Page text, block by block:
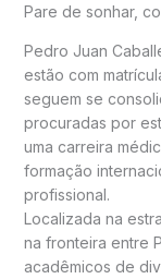
Pare de sonhar,
Pedro Juan
estão com
seguem se
procuradas por
uma carreira
formação
profissional.
Localizada na
na fronteira entre
acadêmicos de